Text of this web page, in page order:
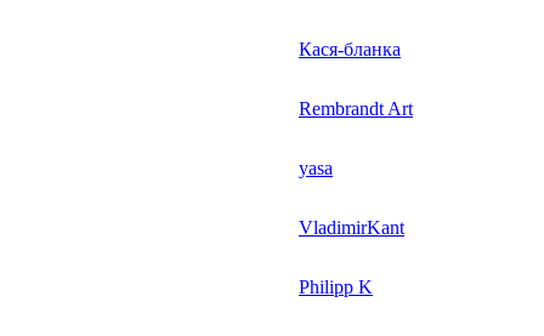
Кася-бланка
Rembrandt Art
yasa
VladimirKant
Philipp K